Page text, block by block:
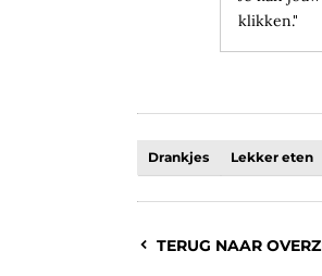
klikken."
Drankjes Lekker eten
TERUG NAAR